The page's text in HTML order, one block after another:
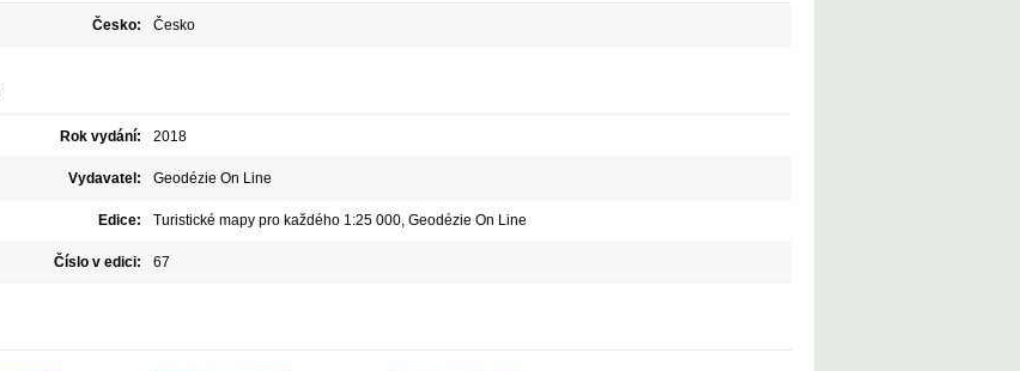
Česko: Česko
Rok vydání: 2018
Vydavatel: Geodézie On Line
Edice: Turistické mapy pro každého 1:25 000, Geodézie On Line
Číslo v edici: 67